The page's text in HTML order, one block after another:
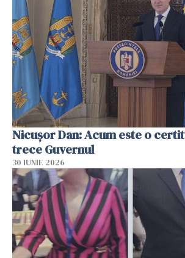
Nicușor Dan: Acum este o
trece Guvernul
30 IUNIE 2026